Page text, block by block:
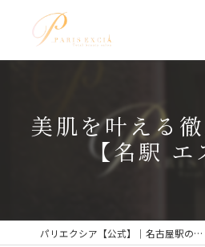
美肌を叶える
【名駅 エ
パリエクシア【公式】｜名古屋駅のトータルビューティーサロン